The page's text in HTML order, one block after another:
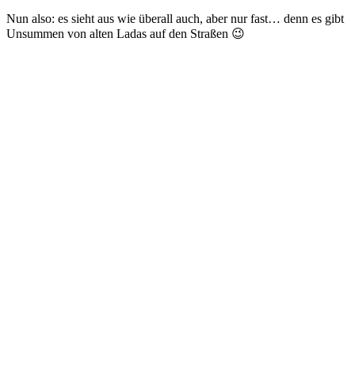
Nun also: es sieht aus wie überall auch, aber nur fast… denn es gibt
Unsummen von alten Ladas auf den Straßen 😉